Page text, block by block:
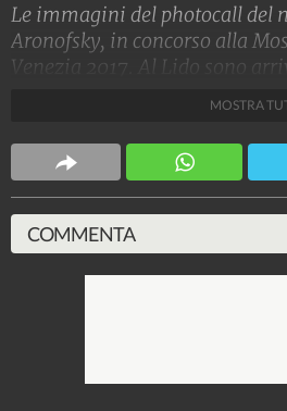
Le immagini del photocall del
Aronofsky, in concorso alla
Venezia 2017. Al Lido sono
Spettacolo Fanpage
4.053.376.121 9.455 video
MOSTRA
COMMENTA